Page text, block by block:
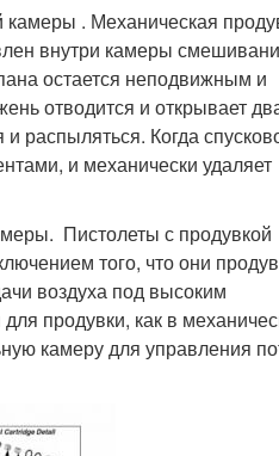
камеры . Механическая
внутри камеры
остается неподвижным и
отводится и открывает
распыляться. Когда
и механически удаляет
Пистолеты с продувкой
того, что они
воздуха под высоким
продувки, как в
камеру для управления